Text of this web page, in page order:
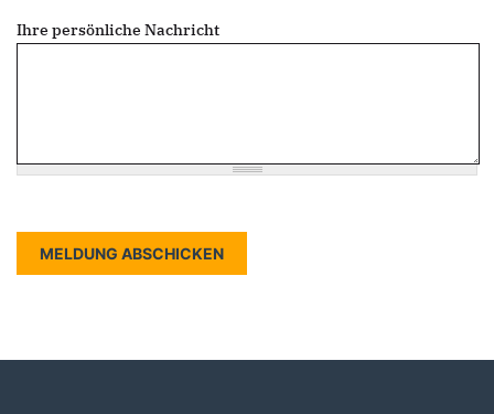
Ihre persönliche Nachricht